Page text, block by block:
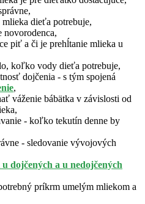
mlieka dieťa potrebuje,
novorodenca,
piť a či je prehĺtanie mlieka u
koľko vody dieťa potrebuje,
dojčenia - s tým spojená
,
váženie bábätka v závislosti od
- koľko tekutín denne by
- sledovanie vývojových
dojčených a u nedojčených
príkrm umelým mliekom a